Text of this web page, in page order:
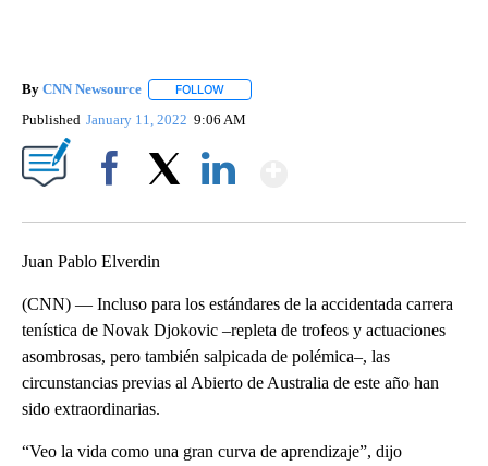
By CNN Newsource FOLLOW
Published January 11, 2022 9:06 AM
Juan Pablo Elverdin
(CNN) — Incluso para los estándares de la accidentada carrera
tenística de Novak Djokovic –repleta de trofeos y actuaciones
asombrosas, pero también salpicada de polémica–, las
circunstancias previas al Abierto de Australia de este año han
sido extraordinarias.
“Veo la vida como una gran curva de aprendizaje”, dijo